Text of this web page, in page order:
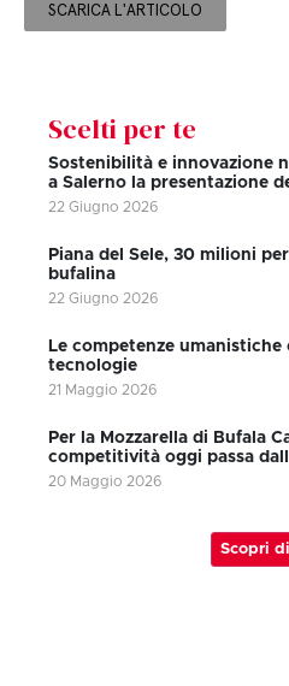
SCARICA L'ARTICOLO
Scelti per te
Sostenibilità e innovazione
a Salerno la presentazione
22 Giugno 2026
Piana del Sele, 30 milioni
bufalina
22 Giugno 2026
Le competenze
tecnologie
21 Maggio 2026
Per la Mozzarella di Bufala
competitività oggi passa
20 Maggio 2026
Scopri